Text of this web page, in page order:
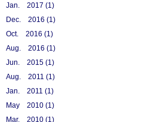
Jan. 2017 (1)
Dec. 2016 (1)
Oct. 2016 (1)
Aug. 2016 (1)
Jun. 2015 (1)
Aug. 2011 (1)
Jan. 2011 (1)
May 2010 (1)
Mar. 2010 (1)